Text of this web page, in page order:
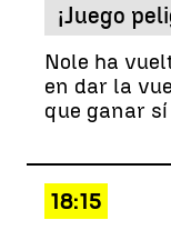
¡Juego
Nole ha
en dar la
que ganar
18:15